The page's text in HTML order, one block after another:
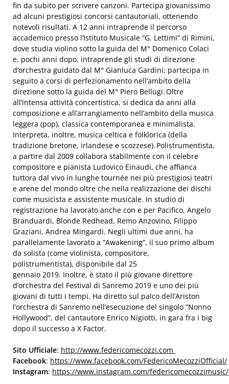
fin da subito per scrivere canzoni. Partecipa giovanissimo
ad alcuni prestigiosi concorsi cantautoriali, ottenendo
notevoli risultati. A 12 anni intraprende il percorso
accademico presso l’Istituto Musicale “G. Lettimi” di Rimini,
dove studia violino sotto la guida del M° Domenico Colaci
e, pochi anni dopo, intraprende gli studi di direzione
d’orchestra guidato dal M° Gianluca Gardini; partecipa in
seguito a corsi di perfezionamento nell’ambito della
direzione sotto la guida del M° Piero Bellugi. Oltre
all’intensa attività concertistica, si dedica da anni alla
composizione e all’arrangiamento nell’ambito della musica
leggera (pop), classica contemporanea e minimalista.
Interpreta, inoltre, musica celtica e folklorica (della
tradizione bretone, irlandese e scozzese). Polistrumentista,
a partire dal 2009 collabora stabilmente con il celebre
compositore e pianista Ludovico Einaudi, che affianca
tuttora dal vivo in lunghe tournée nei più prestigiosi teatri
e arene del mondo oltre che nella realizzazione dei dischi
come musicista e assistente musicale. In studio di
registrazione ha lavorato anche con e per Pacifico, Angelo
Branduardi, Blonde Redhead, Remo Anzovino, Filippo
Graziani, Andrea Mingardi. Negli ultimi due anni, ha
parallelamente lavorato a “Awakening”, il suo primo album
da solista (come violinista, compositore,
polistrumentista), disponibile dal 25
gennaio 2019. Inoltre, è stato il più giovane direttore
d’orchestra del Festival di Sanremo 2019 e uno dei più
giovani di tutti i tempi. Ha diretto sul palco dell’Ariston
l’orchestra di Sanremo nell’esecuzione del singolo “Nonno
Hollywood”, del cantautore Enrico Nigiotti, in gara fra i big
dopo il successo a X Factor.
Sito Ufficiale: http://www.federicomecozzi.com
Facebook: https://www.facebook.com/FedericoMecozziOfficial/
Instagram: https://www.instagram.com/federicomecozzimusic/